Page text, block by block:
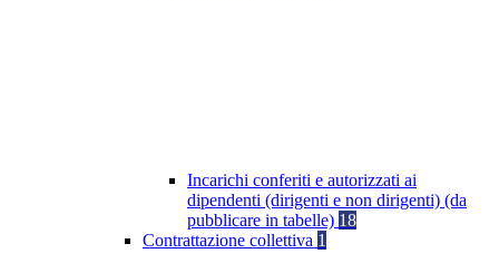
Incarichi conferiti e autorizzati ai
dipendenti (dirigenti e non dirigenti) (da
pubblicare in tabelle) 18
Contrattazione collettiva 1